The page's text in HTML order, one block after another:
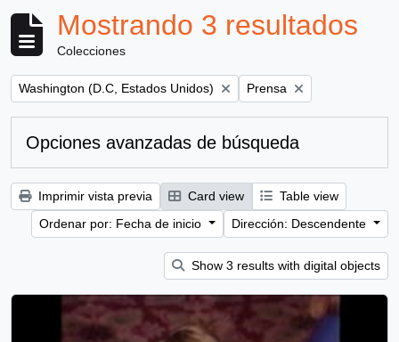
Mostrando 3 resultados
Colecciones
Remove filter:
Washington (D.C, Estados Unidos) Remove filter:
Prensa
Opciones avanzadas de búsqueda
Imprimir vista previa Card view
Table view
Ordenar por: Fecha de inicio
Dirección: Descendente
Show 3 results with digital objects